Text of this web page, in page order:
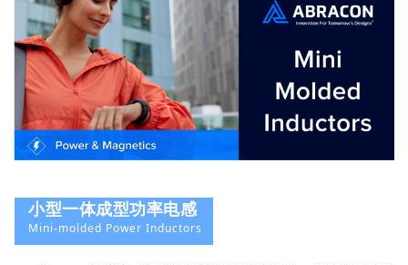
小型一体成型功率电感
Mini-molded Power Inductors